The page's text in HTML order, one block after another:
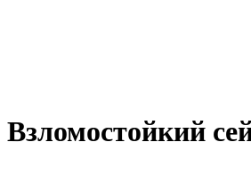
Взломостойкий